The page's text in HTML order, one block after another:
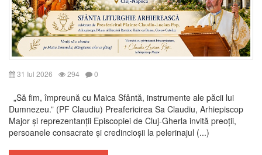
31 Iul 2026 294 0
„Să fim, împreună cu Maica Sfântă, instrumente ale păcii lui
Dumnezeu.” (PF Claudiu) Preafericirea Sa Claudiu, Arhiepiscop
Major și reprezentanții Episcopiei de Cluj-Gherla invită preoții,
persoanele consacrate și credincioșii la pelerinajul (...)